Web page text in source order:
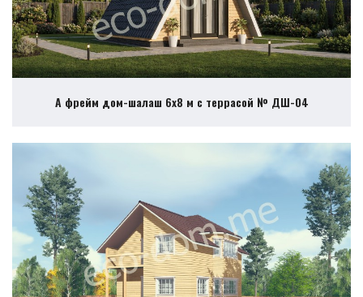
А фрейм дом-шалаш 6х8 м с террасой № ДШ-04